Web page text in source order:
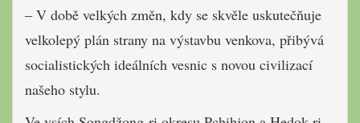
– V době velkých změn, kdy se skvěle uskutečňuje
velkolepý plán strany na výstavbu venkova, přibývá
socialistických ideálních vesnic s novou civilizací
našeho stylu.